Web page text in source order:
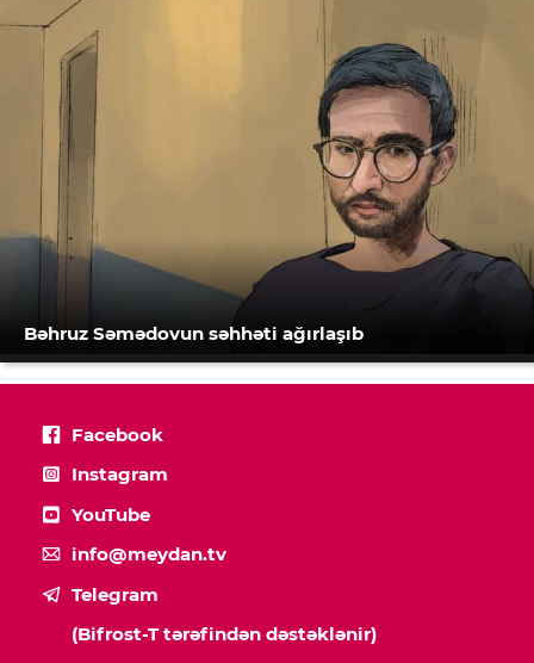
Bəhruz Səmədovun səhhəti ağırlaşıb
Facebook
Instagram
YouTube
info@meydan.tv
Telegram
(Bifrost-T tərəfindən dəstəklənir)